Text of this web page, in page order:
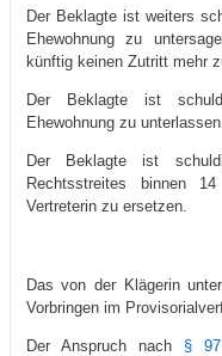
Der Beklagte ist weiters
Ehewohnung zu
künftig keinen Zutritt mehr
Der Beklagte ist
Ehewohnung zu unterlassen.
Der Beklagte ist
Rechtsstreites binnen
Vertreterin zu ersetzen.
Das von der Klägerin
Vorbringen im
Der Anspruch nach § 97